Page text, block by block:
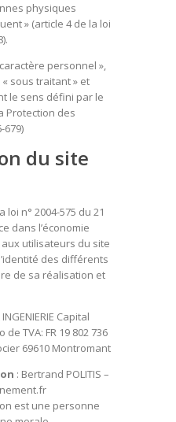
physiques
» (article 4 de la loi
personnel »,
sous traitant » et
le sens défini par le
Protection des
679)
du site
loi n° 2004-575 du 21
dans l’économie
utilisateurs du site
l’identité des différents
de sa réalisation et
INGENIERIE Capital
TVA: FR 19 802 736
69610 Montromant
: Bertrand POLITIS –
est une personne